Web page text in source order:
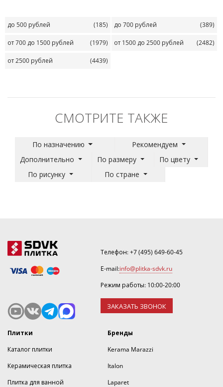
до 500 рублей (185) до 700 рублей (389)
от 700 до 1500 рублей (1979) от 1500 до 2500 рублей (2482)
от 2500 рублей (4439)
СМОТРИТЕ ТАКЖЕ
По назначению
Рекомендуем
Дополнительно
По размеру
По цвету
По рисунку
По стране
Телефон:+7 (495) 649-60-45
E-mail:info@plitka-sdvk.ru
Режим работы: 10:00-20:00
ЗАКАЗАТЬ ЗВОНОК
Плитки
Каталог плитки
Керамическая плитка
Плитка для ванной
Бренды
Kerama Marazzi
Italon
Laparet